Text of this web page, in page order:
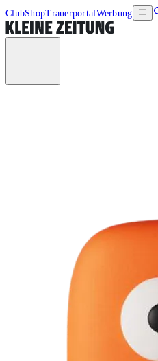
ClubShopTrauerportalWerbung